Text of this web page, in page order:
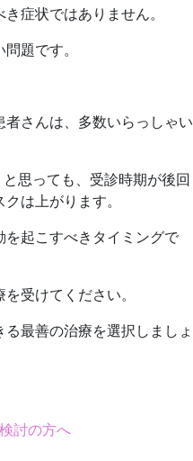
症状ではありません。
題です。
さんは、多数いらっしゃい
思っても、受診時期が後回
は上がります。
起こすべきタイミングで
受けてください。
最善の治療を選択しましょ
討の方へ